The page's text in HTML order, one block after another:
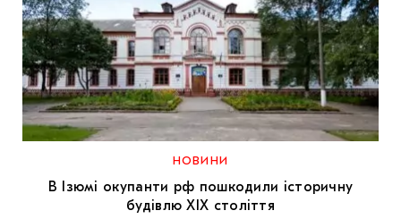
НОВИНИ
В Ізюмі окупанти рф пошкодили історичну
будівлю XIX століття